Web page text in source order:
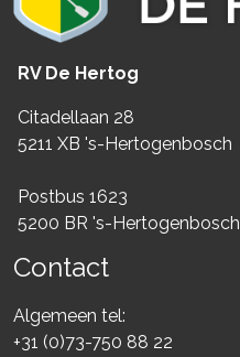
RV De Hertog
Citadellaan 28
5211 XB 's-Hertogenbosch
Postbus 1623
5200 BR 's-Hertogenbosch
Contact
Algemeen tel:
+31 (0)73-750 88 22